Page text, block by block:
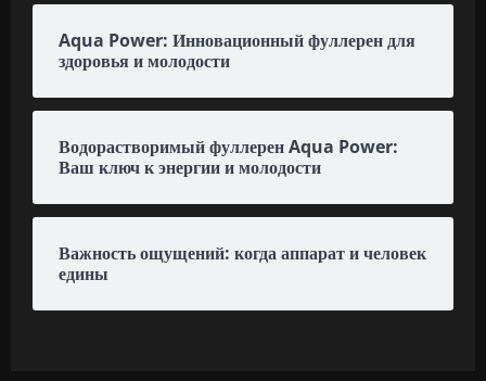
Aqua Power: Инновационный фуллерен для
здоровья и молодости
Водорастворимый фуллерен Aqua Power:
Ваш ключ к энергии и молодости
Важность ощущений: когда аппарат и человек
едины